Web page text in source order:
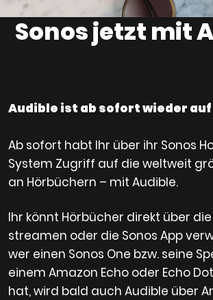
Sonos jetzt mit
Audible ist ab sofort wieder auf
Ab sofort habt Ihr über ihr Sonos
System Zugriff auf die weltweit
an Hörbüchern – mit Audible.
Ihr könnt Hörbücher direkt über
streamen oder die Sonos App
wer einen Sonos One bzw. seine
einem Amazon Echo oder Echo
hat, wird bald auch Audible über